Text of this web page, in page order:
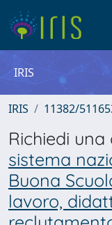
IRIS
IRIS 11382/
Richiedi
sistema
Buona
lavoro,